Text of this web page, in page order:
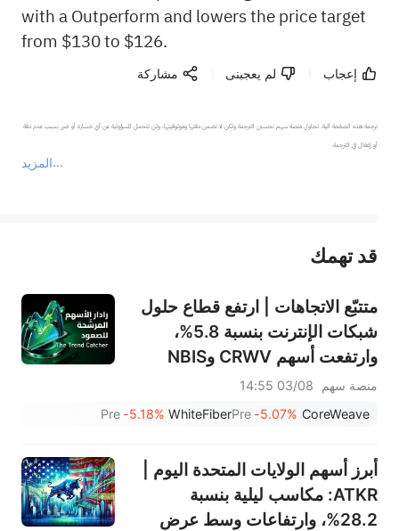
with a Outperform and lowers the price target
from $130 to $126.
إعجاب لم يعجبنى مشاركة
المزيد
ترجمة هذه الصفحة آلية. تحاول منصة سهم تحسين الترجمة ولكن لا تضمن دقتها وموثوقيتها، ولن تتحمل المسؤولية عن أي خسارة أو ضرر بسبب عدم دقة
أو إغفال في الترجمة.
عند الضرورة، يرجى استشارة مستشار استثمار محترف. لا تقدم منصة سهم أي مشورة استثمارية، ولا تقدم أي التزامات أو ضمانات.
قد تهمك
متتبّع الاتجاهات | ارتفع قطاع حلول
شبكات الإنترنت بنسبة 5.8%،
وارتفعت أسهم CRWV وNBIS
التوالي؛ وشهد عملاق الحوسبة
تجاوزت قيمة أمازون 3 تريليونات
دولار؛ وسجلت أسهم VVX وFBK
أعلى مستوياتها على الإ
منصة سهم
03/08 14:55
CoreWeave
-5.07%
Pre
WhiteFiber
-5.18%
Pre
أبرز أسهم الولايات المتحدة اليوم |
ATKR: مكاسب ليلية بنسبة
28.2%، وارتفاعات وسط عرض